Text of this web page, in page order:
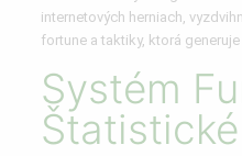
internetových herniach,
fortune a taktiky, ktorá
Systém